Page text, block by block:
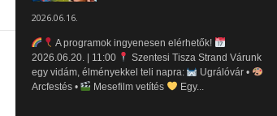
2026.06.16.
A programok ingyenesen elérhetők!
2026.06.20. | 11:00
Szentesi Tisza Strand Várunk
egy vidám, élményekkel teli napra:
Ugrálóvár •
Arcfestés •
Mesefilm vetítés Egy...